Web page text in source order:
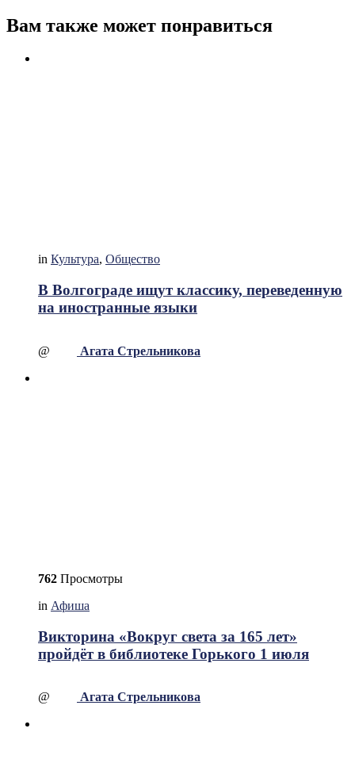
Вам также может понравиться
in Культура, Общество
В Волгограде ищут классику, переведенную
на иностранные языки
@ Агата Стрельникова
762 Просмотры
in Афиша
Викторина «Вокруг света за 165 лет»
пройдёт в библиотеке Горького 1 июля
@ Агата Стрельникова